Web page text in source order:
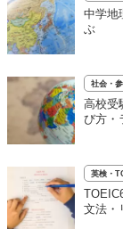
中学地
ぶ
社会・
高校受
び方・
英検・
文法・